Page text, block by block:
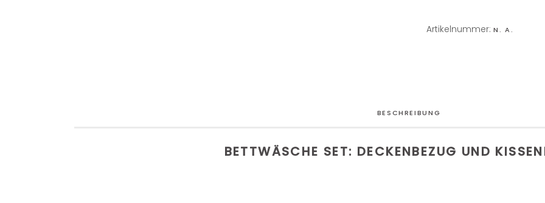
Artikelnummer: N. A.
BESCHREIBUNG
BETTWÄSCHE SET: DECKENBEZUG UND